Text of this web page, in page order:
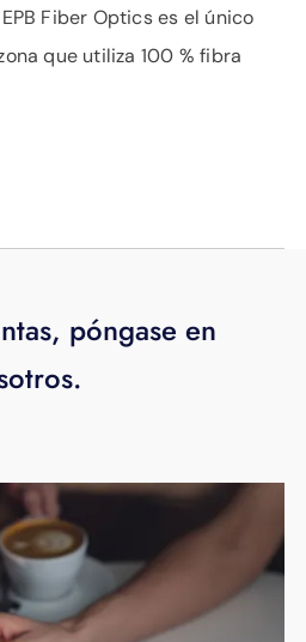
Fiber Optics es el único
que utiliza 100 % fibra
póngase en